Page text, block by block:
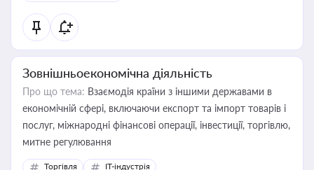
Зовнішньоекономічна діяльність
Про що тема: Взаємодія країни з іншими державами в
економічній сфері, включаючи експорт та імпорт товарів і
послуг, міжнародні фінансові операції, інвестиції, торгівлю,
митне регулювання
Торгівля
IT-індустрія